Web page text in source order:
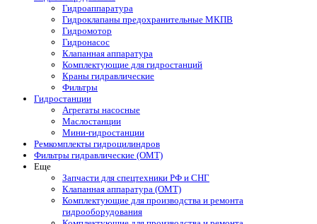
Гидроаппаратура
Гидроклапаны предохранительные МКПВ
Гидромотор
Гидронасос
Клапанная аппаратура
Комплектующие для гидростанций
Краны гидравлические
Фильтры
Гидростанции
Агрегаты насосные
Маслостанции
Мини-гидростанции
Ремкомплекты гидроцилиндров
Фильтры гидравлические (OMT)
Еще
Запчасти для спецтехники РФ и СНГ
Клапанная аппаратура (OMT)
Комплектующие для производства и ремонта
гидрооборудования